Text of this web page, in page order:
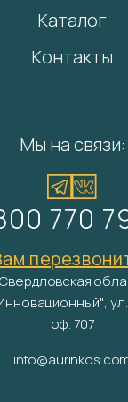
Каталог
Контакты
Мы на связи:
770
оф. 707